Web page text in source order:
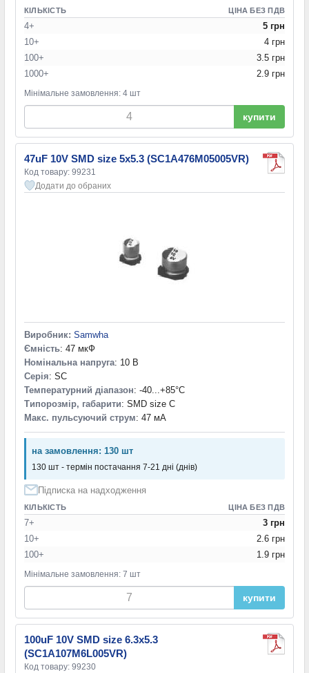
КІЛЬКІСТЬ ЦІНА БЕЗ ПДВ
4+
5 грн
10+
4 грн
100+
3.5 грн
1000+
2.9 грн
Мінімальне замовлення: 4 шт
купити
47uF 10V SMD size 5x5.3 (SC1A476M05005VR)
Код товару: 99231
Додати до обраних
Виробник: Samwha
Ємність: 47 мкФ
Номінальна напруга: 10 В
Серія: SC
Температурний діапазон: -40...+85°С
Типорозмір, габарити: SMD size C
Макс. пульсуючий струм: 47 мА
на замовлення: 130 шт
130 шт - термін постачання 7-21 дні (днів)
Підписка на надходження
КІЛЬКІСТЬ ЦІНА БЕЗ ПДВ
7+
3 грн
10+
2.6 грн
100+
1.9 грн
Мінімальне замовлення: 7 шт
купити
100uF 10V SMD size 6.3x5.3
(SC1A107M6L005VR)
Код товару: 99230